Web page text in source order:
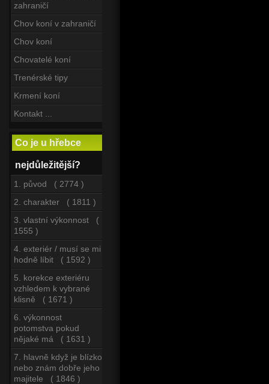
zahraničí
Chov koní v zahraničí
Chov koní
Chovatelé koní
Trenérské tipy
Krmení koní
Kontakt ...
Co je u hřebce
nejdůležitější?
1. původ ( 2774 )
2. charakter ( 1811 )
3. vlastní výkonnost (
1555 )
4. exteriér / musí se mi
hodně líbit ( 1592 )
5. korekce exteriéru
vzhledem k vybrané
klisně ( 1671 )
6. výkonnost
potomstva pokud
nějaké má ( 1631 )
7. hlavně když je blízko
nebo znám dobře jeho
majitele ( 1846 )